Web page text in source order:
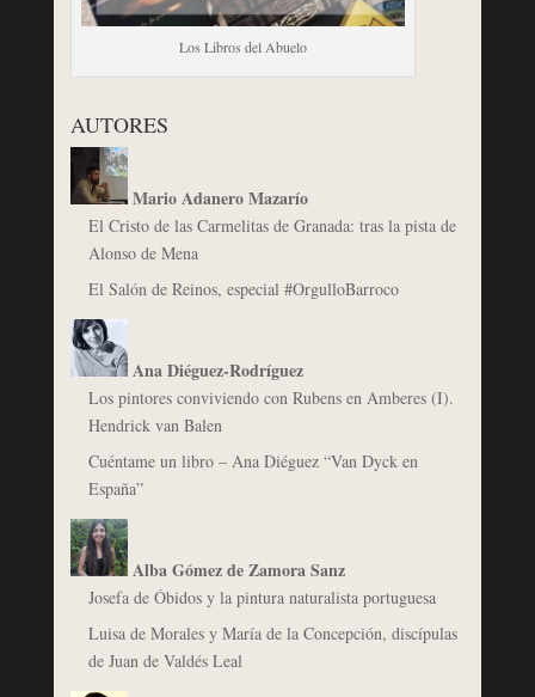
Los Libros del Abuelo
AUTORES
Mario Adanero Mazarío
El Cristo de las Carmelitas de Granada: tras la pista de
Alonso de Mena
El Salón de Reinos, especial #OrgulloBarroco
Ana Diéguez-Rodríguez
Los pintores conviviendo con Rubens en Amberes (I).
Hendrick van Balen
Cuéntame un libro – Ana Diéguez “Van Dyck en
España”
Alba Gómez de Zamora Sanz
Josefa de Óbidos y la pintura naturalista portuguesa
Luisa de Morales y María de la Concepción, discípulas
de Juan de Valdés Leal